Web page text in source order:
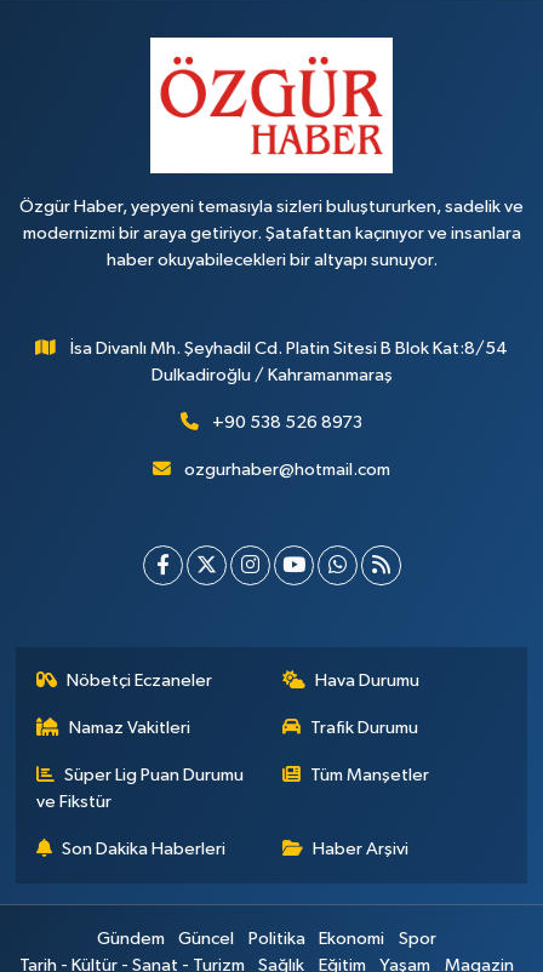
Özgür Haber, yepyeni temasıyla sizleri buluştururken, sadelik ve
modernizmi bir araya getiriyor. Şatafattan kaçınıyor ve insanlara
haber okuyabilecekleri bir altyapı sunuyor.
İsa Divanlı Mh. Şeyhadil Cd. Platin Sitesi B Blok Kat:8/54
Dulkadiroğlu / Kahramanmaraş
+90 538 526 8973
ozgurhaber@hotmail.com
Nöbetçi Eczaneler Hava Durumu
Namaz Vakitleri Trafik Durumu
Süper Lig Puan Durumu
ve Fikstür
Tüm Manşetler
Son Dakika Haberleri Haber Arşivi
Gündem Güncel Politika Ekonomi
Spor
Tarih - Kültür - Sanat - Turizm
Sağlık Eğitim Yaşam Magazin